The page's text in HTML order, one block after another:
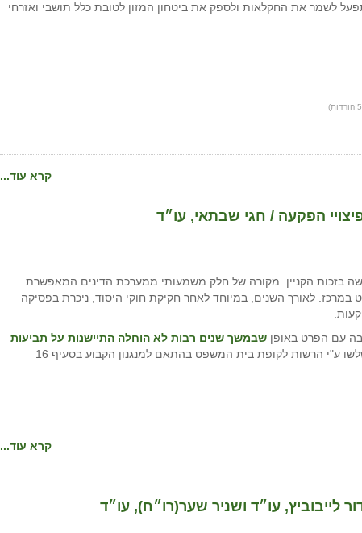
לשמר את החקלאות ולספק את ביטחון המזון לטובת כלל תושבי ואזרחי
קרא עוד...
הפקעה / חגי שבתאי, עו״ד
בזכות הקניין. מקורה של חלק משמעותי ממערכת הדינים המאפשרת
לאורך השנים, במיוחד לאחר חקיקת חוקי היסוד, ניכרת בפסיקה
עם הפרט באופן שבמשך שנים רבות לא הוחלה התיישנות על תביעות
, פרט למקרה בו כספי הפיצוי הושלשו ע"י הרשות לקופת בית המשפט בהתאם למנגנון הקבוע בסעיף 16
קרא עוד...
לייבוביץ, עו״ד ושניר שער(רו״ח), עו״ד